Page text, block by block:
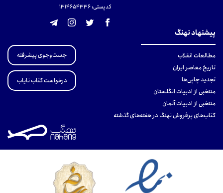
کدپستی: 131465433۶
پیشنهاد نهنگ
مطالعات انقلاب
تاریخ معاصر ایران
تجدید چاپی‌ها
منتخبی از ادبیات انگلستان
منتخبی از ادبیات آلمان
کتاب‌های پرفروش نهنگ در هفته‌های گذشته
جست‌وجوی پیشرفته
درخواست کتاب نایاب